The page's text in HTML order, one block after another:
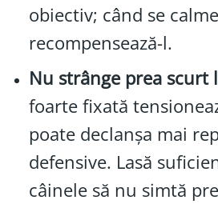
obiectiv; când se
recompensează-l.
Nu strânge prea scurt
foarte fixată
poate declanșa mai
defensive. Lasă
câinele să nu simtă